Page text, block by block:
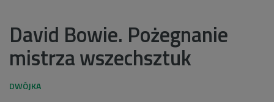
David Bowie. Pożegnanie
mistrza wszechsztuk